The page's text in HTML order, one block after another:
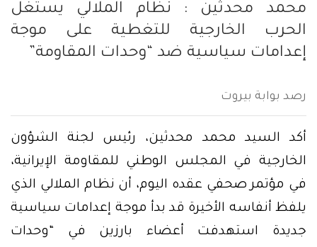
محمد محدثين : نظام الملالي يستغل
الحرب الخارجية للتغطية على موجة
إعدامات سياسية ضد “وحدات المقاومة”
رصد بوابة بيروت
أكد السيد محمد محدثين، رئيس لجنة الشؤون
الخارجية في المجلس الوطني للمقاومة الإيرانية،
في مؤتمر صحفي عقده اليوم، أن نظام الملالي الذي
يلفظ أنفاسه الأخيرة قد بدأ موجة إعدامات سياسية
جديدة استهدفت أعضاء بارزين في “وحدات